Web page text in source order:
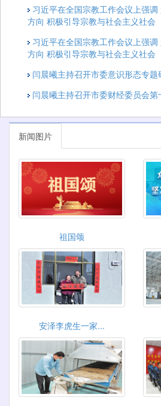
习近平在全国宗教工作会议上强
方向 积极引导宗教与社会主义社会
习近平在全国宗教工作会议上强
方向 积极引导宗教与社会主义社会
闫晨曦主持召开市委意识形态专题
闫晨曦主持召开市委财经委员会第
新闻图片
祖国颂
安泽李虎生一家...